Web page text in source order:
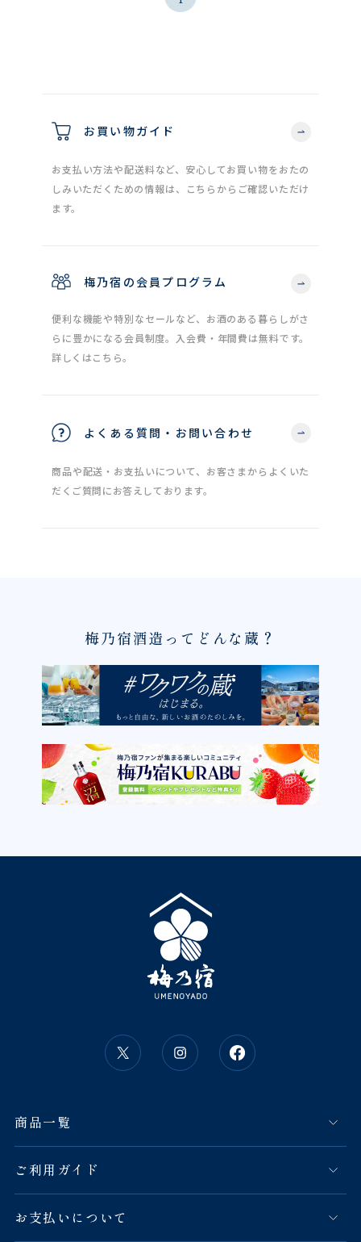
お買い物ガイド
お支払い方法や配送料など、安心してお買い物をおたの
しみいただくための情報は、こちらからご確認いただけ
ます。
梅乃宿の会員プログラム
便利な機能や特別なセールなど、お酒のある暮らしがさ
らに豊かになる会員制度。入会費・年間費は無料です。
詳しくはこちら。
よくある質問・お問い合わせ
商品や配送・お支払いについて、お客さまからよくいた
だくご質問にお答えしております。
梅乃宿酒造ってどんな蔵？
商品一覧
ご利用ガイド
お支払いについて